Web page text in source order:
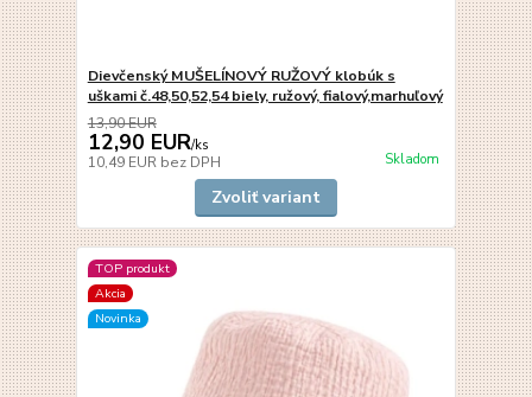
Dievčenský MUŠELÍNOVÝ RUŽOVÝ klobúk s
uškami č.48,50,52,54 biely, ružový, fialový,marhuľový
13,90 EUR
12,90 EUR/ks
10,49 EUR bez DPH Skladom
Zvoliť variant
TOP produkt
Akcia
Novinka